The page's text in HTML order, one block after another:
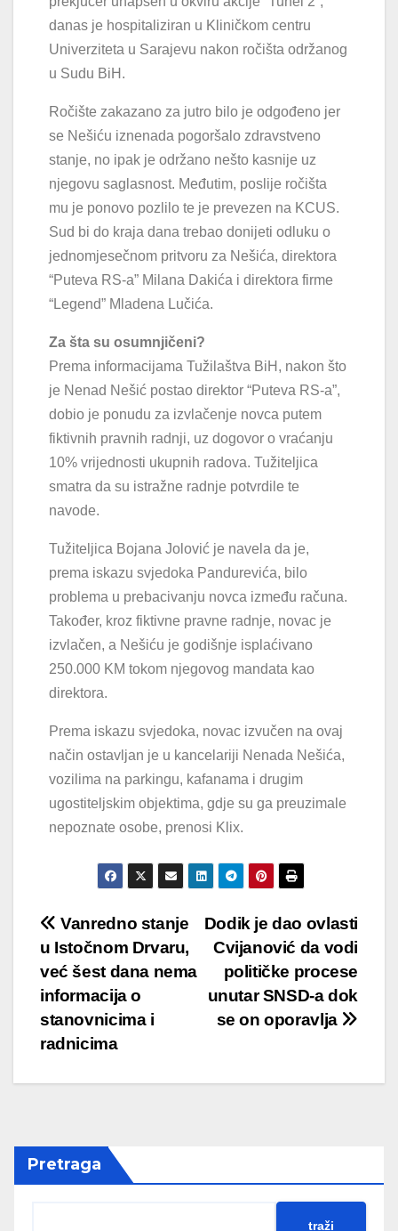
danas je hospitaliziran u Kliničkom centru
Univerziteta u Sarajevu nakon ročišta održanog
u Sudu BiH.
Ročište zakazano za jutro bilo je odgođeno jer
se Nešiću iznenada pogoršalo zdravstveno
stanje, no ipak je održano nešto kasnije uz
njegovu saglasnost. Međutim, poslije ročišta
mu je ponovo pozlilo te je prevezen na KCUS.
Sud bi do kraja dana trebao donijeti odluku o
jednomjesečnom pritvoru za Nešića, direktora
“Puteva RS-a” Milana Dakića i direktora firme
“Legend” Mladena Lučića.
Za šta su osumnjičeni?
Prema informacijama Tužilaštva BiH, nakon što
je Nenad Nešić postao direktor “Puteva RS-a”,
dobio je ponudu za izvlačenje novca putem
fiktivnih pravnih radnji, uz dogovor o vraćanju
10% vrijednosti ukupnih radova. Tužiteljica
smatra da su istražne radnje potvrdile te
navode.
Tužiteljica Bojana Jolović je navela da je,
prema iskazu svjedoka Pandurevića, bilo
problema u prebacivanju novca između računa.
Također, kroz fiktivne pravne radnje, novac je
izvlačen, a Nešiću je godišnje isplaćivano
250.000 KM tokom njegovog mandata kao
direktora.
Prema iskazu svjedoka, novac izvučen na ovaj
način ostavljan je u kancelariji Nenada Nešića,
vozilima na parkingu, kafanama i drugim
ugostiteljskim objektima, gdje su ga preuzimale
nepoznate osobe, prenosi Klix.
Dodik je dao ovlasti
Cvijanović da vodi
političke procese
unutar SNSD-a dok
se on oporavlja
Vanredno stanje
u Istočnom Drvaru,
već šest dana nema
informacija o
stanovnicima i
radnicima
Pretraga
traži